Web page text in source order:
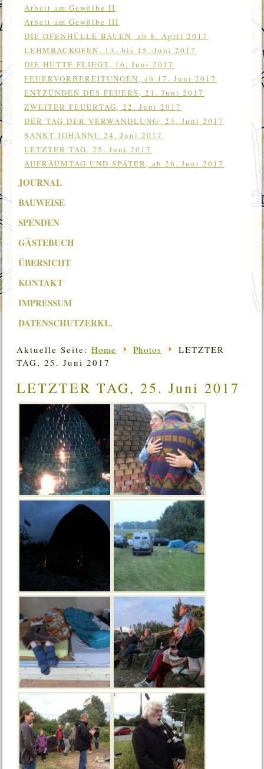
Arbeit am Gewölbe II
Arbeit am Gewölbe III
DIE OFENHÜLLE BAUEN, ab 8. April 2017
LEHMBACKOFEN, 13. bis 15. Juni 2017
DIE HÜTTE FLIEGT, 16. Juni 2017
FEUERVORBEREITUNGEN, ab 17. Juni 2017
ENTZÜNDEN DES FEUERS, 21. Juni 2017
ZWEITER FEUERTAG, 22. Juni 2017
DER TAG DER VERWANDLUNG, 23. Juni 2017
SANKT JOHANNI, 24. Juni 2017
LETZTER TAG, 25. Juni 2017
AUFRÄUMTAG UND SPÄTER, ab 26. Juni 2017
JOURNAL
BAUWEISE
SPENDEN
GÄSTEBUCH
ÜBERSICHT
KONTAKT
IMPRESSUM
DATENSCHUTZERKL.
Aktuelle Seite:Home Photos
LETZTER
TAG, 25. Juni 2017
LETZTER TAG, 25. Juni 2017